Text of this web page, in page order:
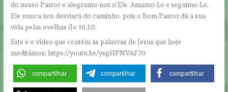
do nosso Pastor e alegramo-nos n’Ele. Amamo-Lo e seguimo-Lo.
Ele nunca nos desviará do caminho, pois o Bom Pastor dá a sua
vida pelas ovelhas (Jo 10,11).
Este é o vídeo que contém as palavras de Jesus que hoje
meditámos: https://youtu.be/ysgHPNVAF70
compartilhar compartilhar compartilhar